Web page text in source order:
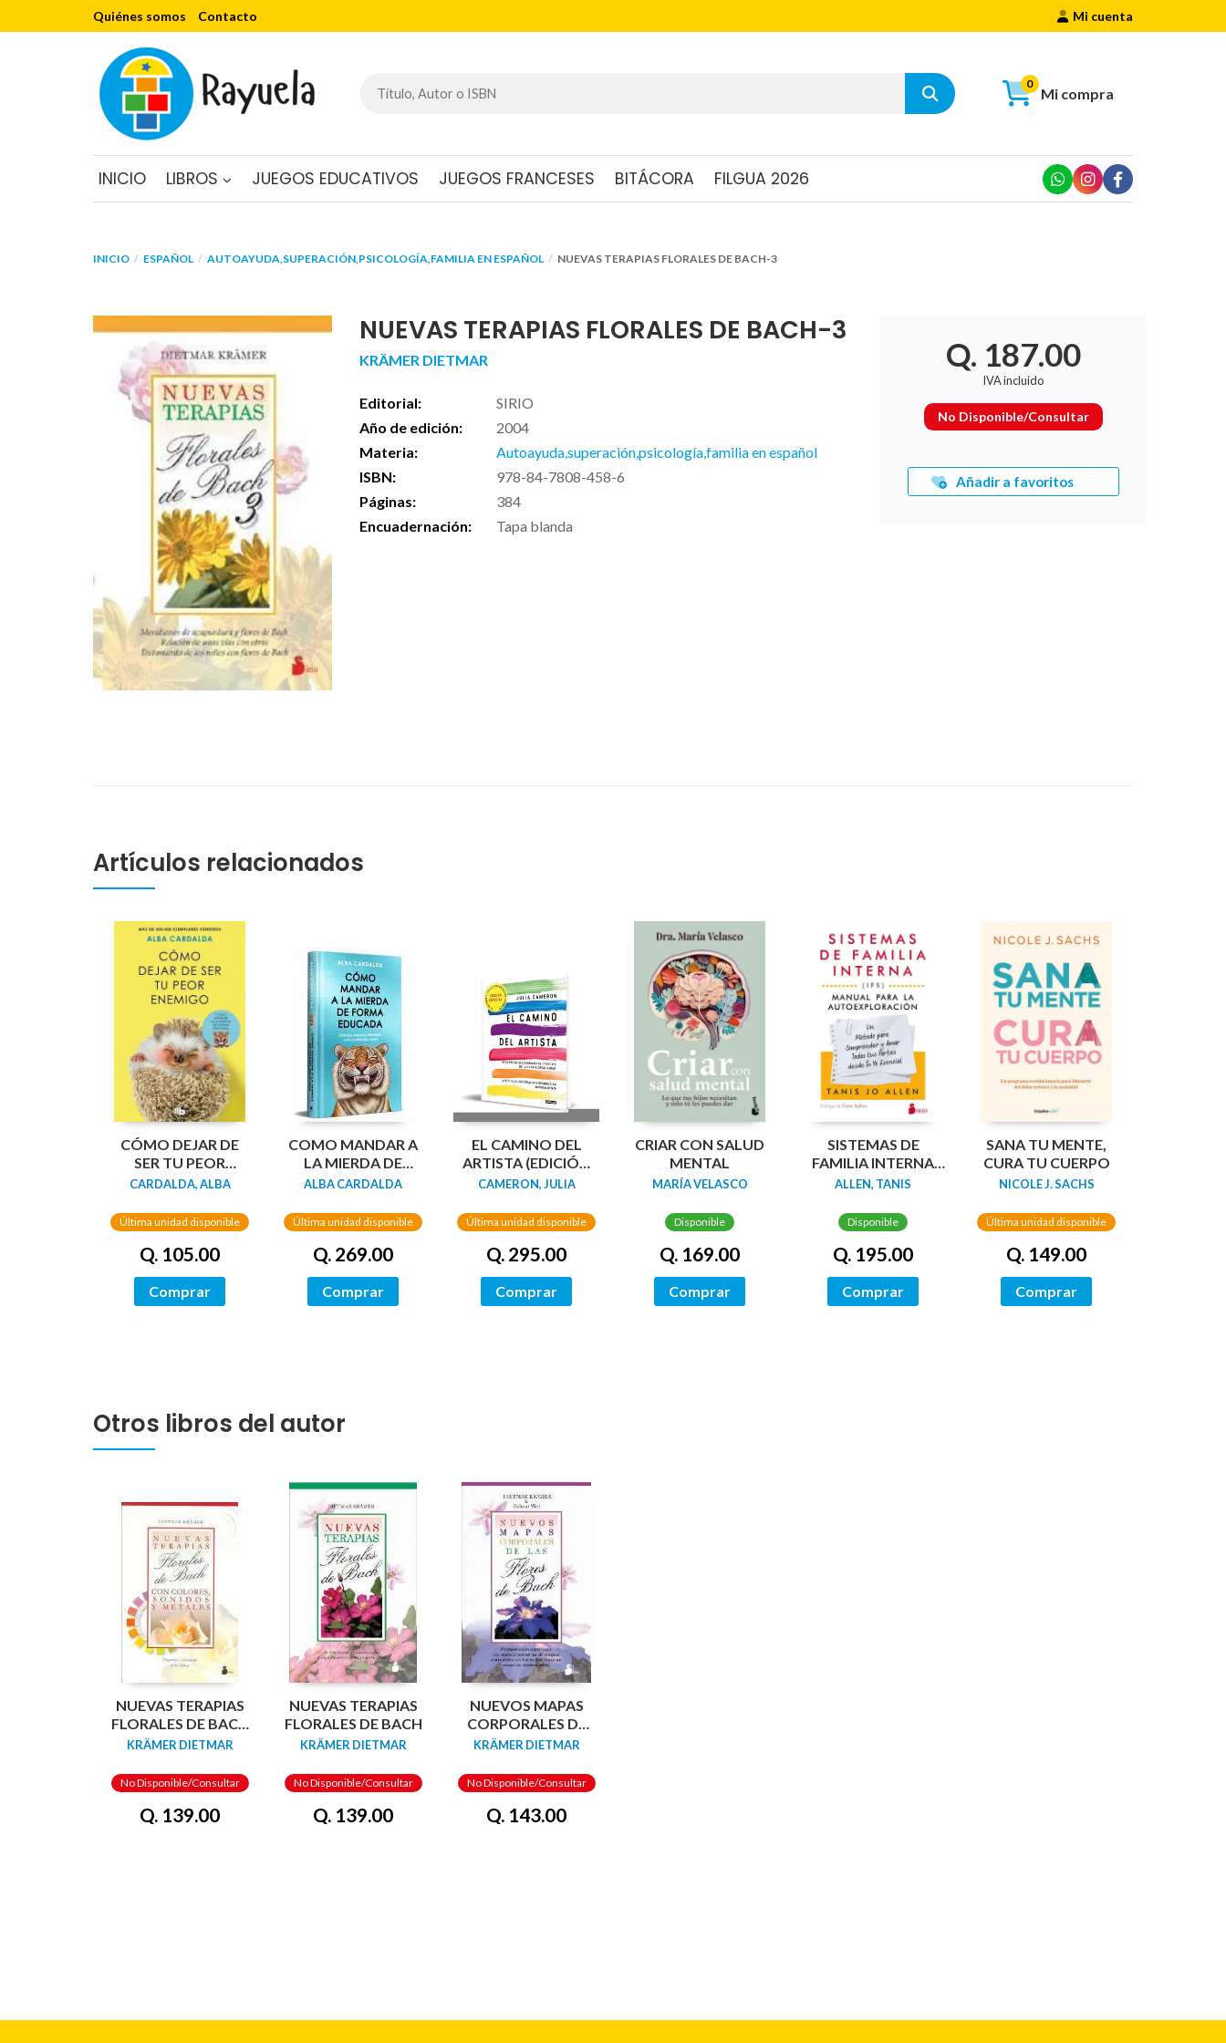
Quiénes somos Contacto Mi cuenta
Mi compra
0
INICIO LIBROS JUEGOS EDUCATIVOS JUEGOS FRANCESES BITÁCORA FILGUA 2026
INICIO ESPAÑOL AUTOAYUDA,SUPERACIÓN,PSICOLOGÍA,FAMILIA EN ESPAÑOL NUEVAS TERAPIAS FLORALES DE BACH-3
NUEVAS TERAPIAS FLORALES DE BACH-3
KRÄMER DIETMAR
Editorial:
SIRIO
Año de edición:
2004
Materia:
Autoayuda,superación,psicología,familia en español
ISBN:
978-84-7808-458-6
Páginas:
384
Encuadernación:
Tapa blanda
Q. 187.00
IVA incluido
No Disponible/Consultar
Añadir a favoritos
Artículos relacionados
CÓMO DEJAR DE
SER TU PEOR
ENEMIGO (EDICIÓN
CARDALDA, ALBA
Última unidad disponible
Q. 105.00
Comprar
COMO MANDAR A
LA MIERDA DE
FORMA EDUCADA
TAPA DURA)
ALBA CARDALDA
Última unidad disponible
Q. 269.00
Comprar
EL CAMINO DEL
ARTISTA (EDICIÓN
ESPECIAL EN TAPA
CAMERON, JULIA
Última unidad disponible
Q. 295.00
Comprar
CRIAR CON SALUD
MENTAL
MARÍA VELASCO
Disponible
Q. 169.00
Comprar
SISTEMAS DE
FAMILIA INTERNA
(IFS): MANUAL PARA
AUTOEXPLORACIÓN
ALLEN, TANIS
Disponible
Q. 195.00
Comprar
SANA TU MENTE,
CURA TU CUERPO
NICOLE J. SACHS
Última unidad disponible
Q. 149.00
Comprar
Otros libros del autor
NUEVAS TERAPIAS
FLORALES DE BACH
CON COLORES,
KRÄMER DIETMAR
No Disponible/Consultar
Q. 139.00
NUEVAS TERAPIAS
FLORALES DE BACH
KRÄMER DIETMAR
No Disponible/Consultar
Q. 139.00
NUEVOS MAPAS
CORPORALES DE
LAS FLORES DE
KRÄMER DIETMAR
No Disponible/Consultar
Q. 143.00